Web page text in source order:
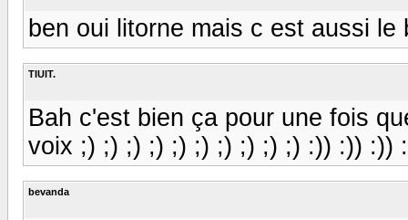
ben oui litorne mais c est aussi
TIUIT.
Bah c'est bien ça pour une fois
voix ;) ;) ;) ;) ;) ;) ;) ;) ;) ;) :)) :)) :))
bevanda